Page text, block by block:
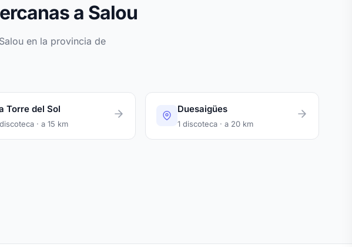
a Salou
en la provincia de
Torre del Sol
· a 15 km
Duesaigües
1 discoteca · a 20 km